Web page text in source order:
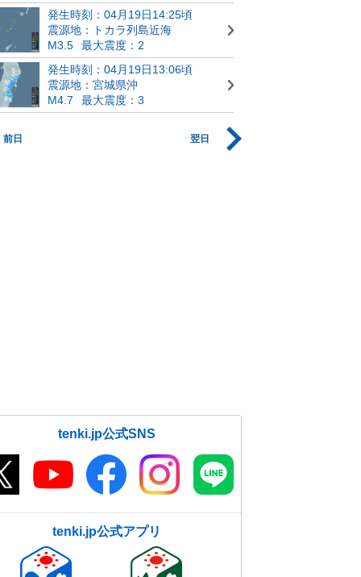
発生時刻：04月19日14:25頃
震源地：トカラ列島近海
M3.5
最大震度：2
発生時刻：04月19日13:06頃
震源地：宮城県沖
M4.7
最大震度：3
前日 翌日
tenki.jp公式SNS
tenki.jp公式アプリ